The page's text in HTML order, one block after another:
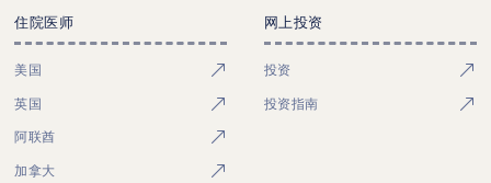
住院医师
美国
英国
阿联酋
加拿大
网上投资
投资
投资指南